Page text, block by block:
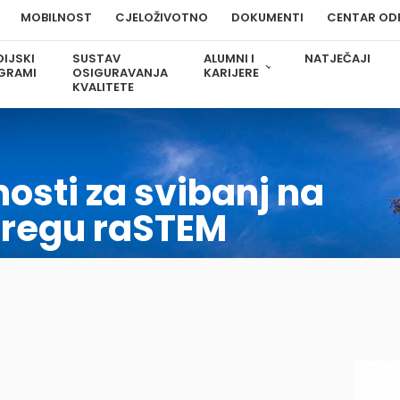
MOBILNOST CJELOŽIVOTNO DOKUMENTI CENTAR
SUSTAV
OSIGURAVANJA
KVALITETE
ALUMNI I
KARIJERE
NATJEČAJI
za svibanj na
raSTEM